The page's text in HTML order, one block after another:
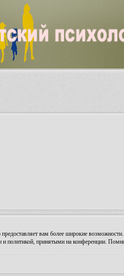
вам более широкие
политикой, принятыми на конференции.